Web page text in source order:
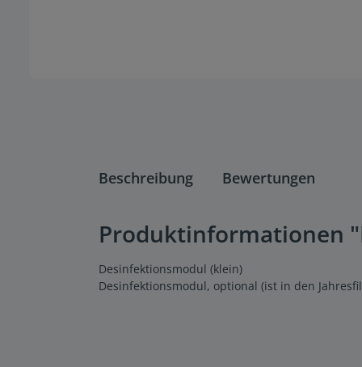
Beschreibung Bewertungen
Produktinformationen
Desinfektionsmodul (klein)
Desinfektionsmodul, optional (ist in den